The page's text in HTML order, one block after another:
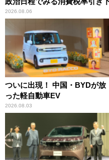
2026.08.06
ついに出現！ 中国・BYDが放
った軽自動車EV
2026.08.03